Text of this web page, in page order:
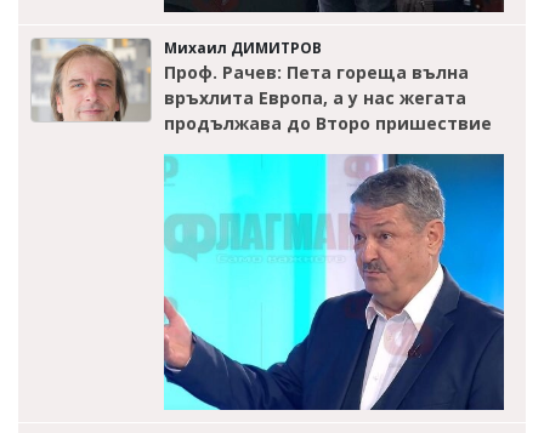
Михаил ДИМИТРОВ
Проф. Рачев: Пета гореща вълна
връхлита Европа, а у нас жегата
продължава до Второ пришествие